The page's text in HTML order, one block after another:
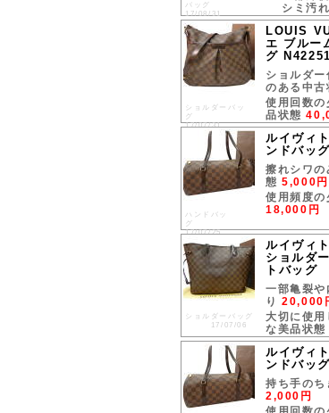
バッグ
17/08/31
シミ汚
ショルダーバッ
グ
17/07/31
LOUIS
エ ブルー
グ N42251
ショルダ
のある中古
使用回数の
品状態
ハンドバッ
グ
17/07/25
ルイヴィ
ンドバッ
擦れシワの
態5,000円
使用頻度
18,000円
ショルダーバッグ
17/07/06
ルイヴィ
ショルダ
トバッグ
一部亀裂や
り20,000
大切に使用
な美品状態
ルイヴィ
ンドバッ
持ち手のち
2,000円